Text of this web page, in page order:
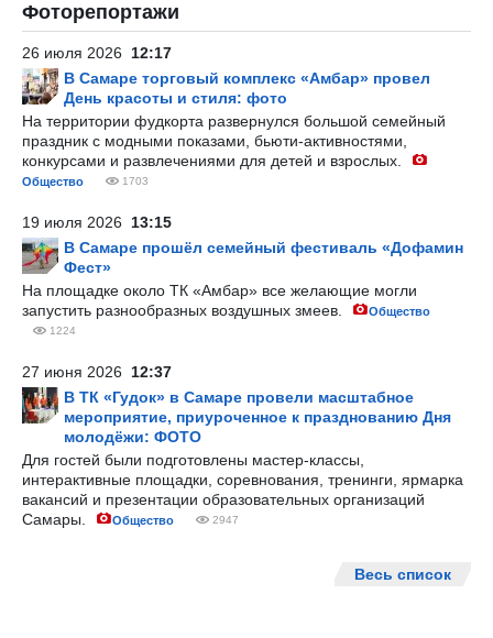
Фоторепортажи
26 июля 2026 12:17
В Самаре торговый комплекс «Амбар» провел
День красоты и стиля: фото
На территории фудкорта развернулся большой семейный
праздник с модными показами, бьюти-активностями,
конкурсами и развлечениями для детей и взрослых.
Общество 1703
19 июля 2026 13:15
В Самаре прошёл семейный фестиваль «Дофамин
Фест»
На площадке около ТК «Амбар» все желающие могли
запустить разнообразных воздушных змеев.
Общество
1224
27 июня 2026 12:37
В ТК «Гудок» в Самаре провели масштабное
мероприятие, приуроченное к празднованию Дня
молодёжи: ФОТО
Для гостей были подготовлены мастер-классы,
интерактивные площадки, соревнования, тренинги, ярмарка
вакансий и презентации образовательных организаций
Самары.
Общество 2947
Весь список